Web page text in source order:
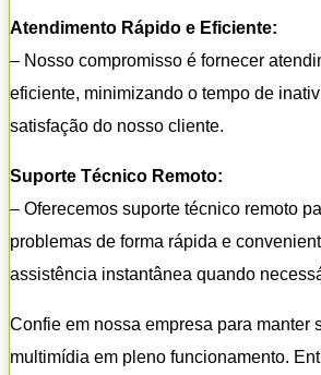
Atendimento Rápido e Eficiente:
– Nosso compromisso é fornecer
eficiente, minimizando o tempo de
satisfação do nosso cliente.
Suporte Técnico Remoto:
– Oferecemos suporte técnico remoto
problemas de forma rápida e
assistência instantânea quando
Confie em nossa empresa para manter
multimídia em pleno funcionamento.